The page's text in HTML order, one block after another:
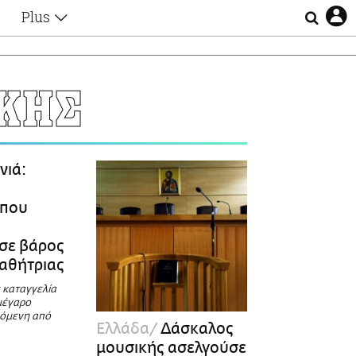
Plus
Αφιερώματα
Ζώδια
Οι Αθηναίοι
Lgbtqi+
βάρος
από
Ελλάδα Δάσκαλος
μουσικής ασελγούσε